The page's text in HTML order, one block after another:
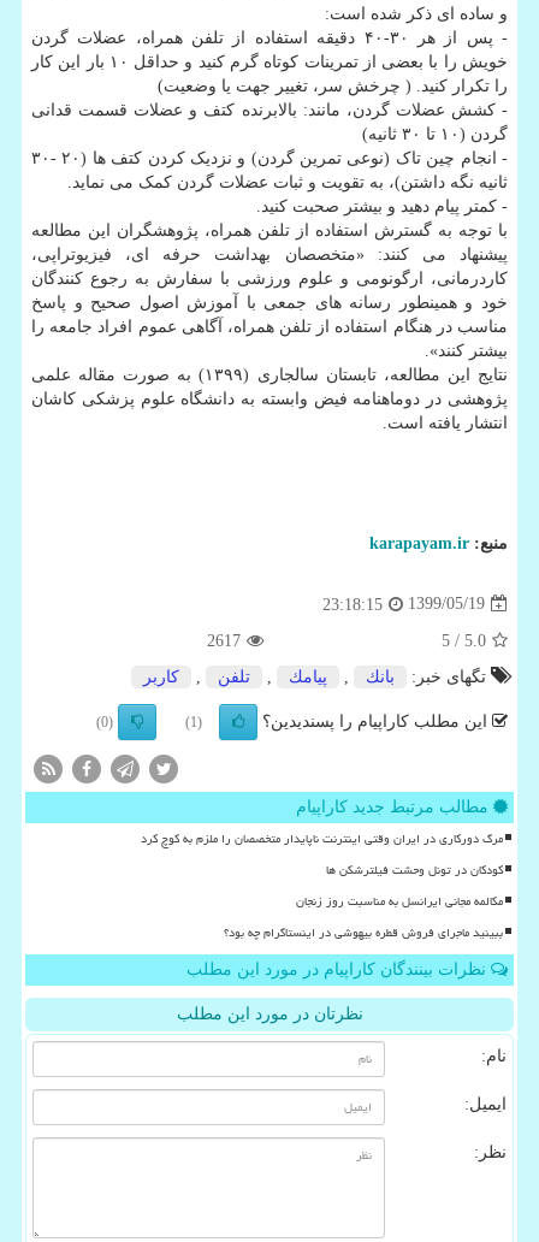
و ساده ای ذکر شده است:
- پس از هر ۳۰-۴۰ دقیقه استفاده از تلفن همراه، عضلات گردن
خویش را با بعضی از تمرینات کوتاه گرم کنید و حداقل ۱۰ بار این کار
را تکرار کنید. ( چرخش سر، تغییر جهت یا وضعیت)
- کشش عضلات گردن، مانند: بالابرنده کتف و عضلات قسمت قدانی
گردن (۱۰ تا ۳۰ ثانیه)
- انجام چین تاک (نوعی تمرین گردن) و نزدیک کردن کتف ها (۲۰ -۳۰
ثانیه نگه داشتن)، به تقویت و ثبات عضلات گردن کمک می نماید.
- کمتر پیام دهید و بیشتر صحبت کنید.
با توجه به گسترش استفاده از تلفن همراه، پژوهشگران این مطالعه
پیشنهاد می کنند: «متخصصان بهداشت حرفه ای، فیزیوتراپی،
کاردرمانی، ارگونومی و علوم ورزشی با سفارش به رجوع کنندگان
خود و همینطور رسانه های جمعی با آموزش اصول صحیح و پاسخ
مناسب در هنگام استفاده از تلفن همراه، آگاهی عموم افراد جامعه را
بیشتر کنند».
نتایج این مطالعه، تابستان سالجاری (۱۳۹۹) به صورت مقاله علمی
پژوهشی در دوماهنامه فیض وابسته به دانشگاه علوم پزشکی کاشان
انتشار یافته است.
منبع: karapayam.ir
1399/05/19
23:18:15
5.0
/ 5
2617
تگهای خبر:
بانك پیامك تلفن كاربر
این مطلب کاراپیام را پسندیدین؟ (1)
(0)
مطالب مرتبط جدید کاراپیام
مرگ دورکاری در ایران وقتی اینترنت ناپایدار متخصصان را ملزم به کوچ کرد
کودکان در تونل وحشت فیلترشکن ها
مکالمه مجانی ایرانسل به مناسبت روز زنجان
ببینید ماجرای فروش قطره بیهوشی در اینستاگرام چه بود؟
نظرات بینندگان کاراپیام در مورد این مطلب
نظرتان در مورد این مطلب
نام:
ایمیل:
نظر: